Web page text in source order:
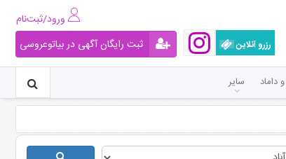
رزرو آنلاین
ثبت رایگان آگهی در بیاتوعروسی
سایر